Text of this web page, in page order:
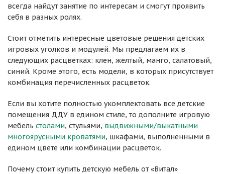
всегда найдут занятие по интересам и смогут проявить
себя в разных ролях.
Стоит отметить интересные цветовые решения детских
игровых уголков и модулей. Мы предлагаем их в
следующих расцветках: клен, желтый, манго, салатовый,
синий. Кроме этого, есть модели, в которых присутствует
комбинация перечисленных расцветок.
Если вы хотите полностью укомплектовать все детские
помещения ДДУ в едином стиле, то дополните игровую
мебель столами, стульями, выдвижными/выкатными
многоярусными кроватями, шкафами, выполненными в
едином цвете или комбинации расцветок.
Почему стоит купить детскую мебель от «Витал»